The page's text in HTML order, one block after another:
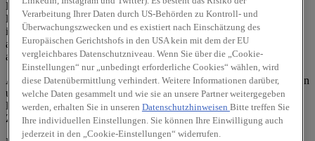
Ein Leitfaden über den Kraftstoffverbrauch und die CO₂-
Emissionen aller in Deutschland angebotenen neuen Pkw-Modelle
ist unentgeltlich einsehbar an jedem Verkaufsort, an dem Pkw
ausgestellt oder angeboten werden. Der Leitfaden ist auch
abrufbar.
Alle Angaben und Abbildungen sind als unverbindlich zu betrachten
und stellen eine annähernde Beschreibung dar.
Fahrzeugabbildungen enthalten z. T. aufpreispflichtige
Zusatzausstattungen.
Verarbeitung Ihrer Daten durch US-Behörden zu Kontroll- und
Überwachungszwecken und es existiert nach Einschätzung des
Europäischen Gerichtshofs in den USA kein mit dem der EU
vergleichbares Datenschutzniveau. Wenn Sie über die „Cookie-
Einstellungen“ nur „unbedingt erforderliche Cookies“ wählen, wird
diese Datenübermittlung verhindert. Weitere Informationen darüber,
welche Daten gesammelt und wie sie an unsere Partner weitergegeben
werden, erhalten Sie in unseren Datenschutzhinweisen Bitte treffen Sie
Ihre individuellen Einstellungen. Sie können Ihre Einwilligung auch
jederzeit in den „Cookie-Einstellungen“ widerrufen.